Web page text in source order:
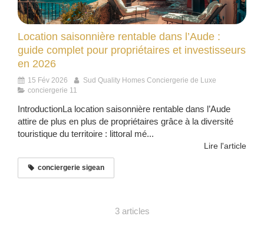
Location saisonnière rentable dans l’Aude :
guide complet pour propriétaires et investisseurs
en 2026
15 Fév 2026
Sud Quality Homes Conciergerie de Luxe
conciergerie 11
IntroductionLa location saisonnière rentable dans l’Aude
attire de plus en plus de propriétaires grâce à la diversité
touristique du territoire : littoral mé...
Lire l'article
conciergerie sigean
3 articles